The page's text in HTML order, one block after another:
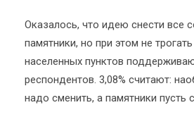
Оказалось, что идею снести все
памятники, но при этом не
населенных пунктов
респондентов. 3,08% считают:
надо сменить, а памятники пусть